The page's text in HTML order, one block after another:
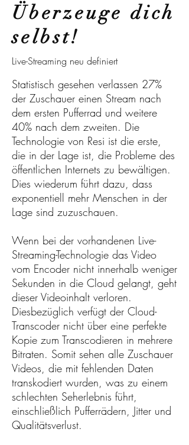
Überzeuge dich
selbst!
Live-Streaming neu definiert
Statistisch gesehen verlassen 27%
der Zuschauer einen Stream nach
dem ersten Pufferrad und weitere
40% nach dem zweiten. Die
Technologie von Resi ist die erste,
die in der Lage ist, die Probleme des
öffentlichen Internets zu bewältigen.
Dies wiederum führt dazu, dass
exponentiell mehr Menschen in der
Lage sind zuzuschauen.
Wenn bei der vorhandenen Live-
Streaming-Technologie das Video
vom Encoder nicht innerhalb weniger
Sekunden in die Cloud gelangt, geht
dieser Videoinhalt verloren.
Diesbezüglich verfügt der Cloud-
Transcoder nicht über eine perfekte
Kopie zum Transcodieren in mehrere
Bitraten. Somit sehen alle Zuschauer
Videos, die mit fehlenden Daten
transkodiert wurden, was zu einem
schlechten Seherlebnis führt,
einschließlich Pufferrädern, Jitter und
Qualitätsverlust.